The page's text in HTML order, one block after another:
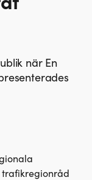
när En
trafikregionråd